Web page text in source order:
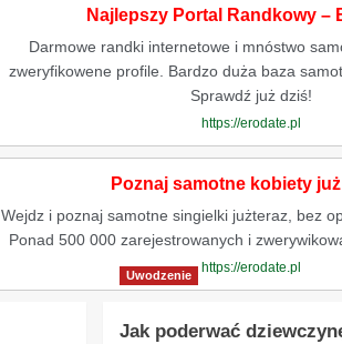
Najlepszy Portal Randkowy –
Darmowe randki internetowe i mnóstwo
zweryfikowene profile. Bardzo duża baza
Sprawdź już dziś!
https://erodate.pl
Poznaj samotne kobiety
Wejdz i poznaj samotne singielki jużteraz, bez
Ponad 500 000 zarejestrowanych i
https://erodate.pl
Uwodzenie
Jak poderwać